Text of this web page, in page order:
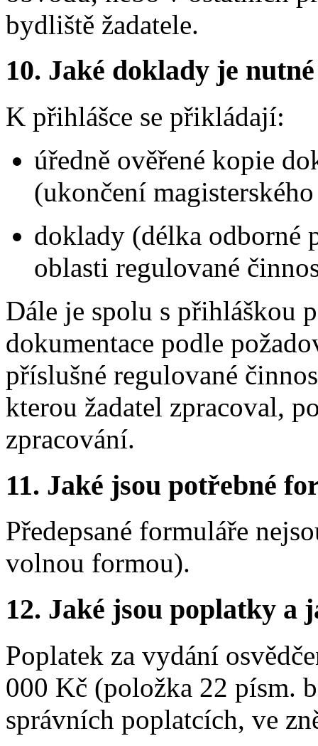
bydliště žadatele.
10. Jaké doklady je
K přihlášce se přikládají:
úředně ověřené kopie
(ukončení
doklady (délka odborné
oblasti regulované
Dále je spolu s přihláškou
dokumentace podle
příslušné regulované
kterou žadatel zpracoval,
zpracování.
11. Jaké jsou potřebné
Předepsané formuláře
volnou formou).
12. Jaké jsou poplatky a
Poplatek za vydání
000 Kč (položka 22 písm.
správních poplatcích, ve